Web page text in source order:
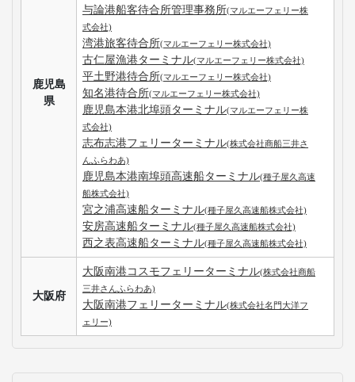
鹿児島
県
与論港船客待合所管理事務所(マルエーフェリー株
式会社)
湾港旅客待合所(マルエーフェリー株式会社)
古仁屋漁港ターミナル(マルエーフェリー株式会社)
平土野港待合所(マルエーフェリー株式会社)
知名港待合所(マルエーフェリー株式会社)
鹿児島本港北埠頭ターミナル(マルエーフェリー株
式会社)
志布志港フェリーターミナル(株式会社商船三井さ
んふらわあ)
鹿児島本港南埠頭高速船ターミナル(種子屋久高速
船株式会社)
宮之浦高速船ターミナル(種子屋久高速船株式会社)
安房高速船ターミナル(種子屋久高速船株式会社)
西之表高速船ターミナル(種子屋久高速船株式会社)
大阪府
大阪南港コスモフェリーターミナル(株式会社商船
三井さんふらわあ)
大阪南港フェリーターミナル(株式会社名門大洋フ
ェリー)